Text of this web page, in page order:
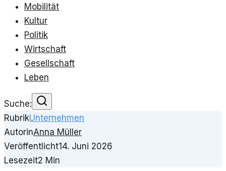
Mobilität
Kultur
Politik
Wirtschaft
Gesellschaft
Leben
Suche:
RubrikUnternehmen
AutorinAnna Müller
Veröffentlicht14. Juni 2026
Lesezeit2 Min